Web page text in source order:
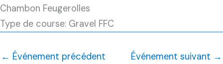
Chambon Feugerolles
Type de course: Gravel FFC
← Événement précédent Événement suivant →